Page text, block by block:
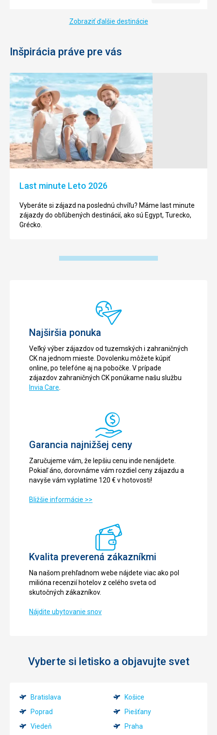
Zobraziť ďalšie destinácie
Inšpirácia práve pre vás
Last minute Leto 2026
Vyberáte si zájazd na poslednú chvíľu? Máme last minute
zájazdy do obľúbených destinácií, ako sú Egypt, Turecko,
Grécko.
Najširšia ponuka
Veľký výber zájazdov od tuzemských i zahraničných
CK na jednom mieste. Dovolenku môžete kúpiť
online, po telefóne aj na pobočke. V prípade
zájazdov zahraničných CK ponúkame našu službu
Invia Care
Garancia najnižšej ceny
Zaručujeme vám, že lepšiu cenu inde nenájdete.
Pokiaľ áno, dorovnáme vám rozdiel ceny zájazdu a
navyše vám vyplatíme 120 € v hotovosti!
Bližšie informácie >>
Kvalita preverená zákazníkmi
Na našom prehľadnom webe nájdete viac ako pol
milióna recenzií hotelov z celého sveta od
skutočných zákazníkov.
Nájdite ubytovanie snov
Vyberte si letisko a objavujte svet
Bratislava
Košice
Poprad
Piešťany
Viedeň
Praha